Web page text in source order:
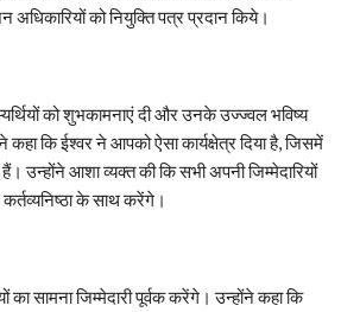
को नियुक्ति पत्र प्रदान किये।
को शुभकामनाएं दी और उनके उज्ज्वल भविष्य
कि ईश्वर ने आपको ऐसा कार्यक्षेत्र दिया है, जिसमें
उन्होंने आशा व्यक्त की कि सभी अपनी जिम्मेदारियों
कर्तव्यनिष्ठा के साथ करेंगे।
का सामना जिम्मेदारी पूर्वक करेंगे। उन्होंने कहा कि